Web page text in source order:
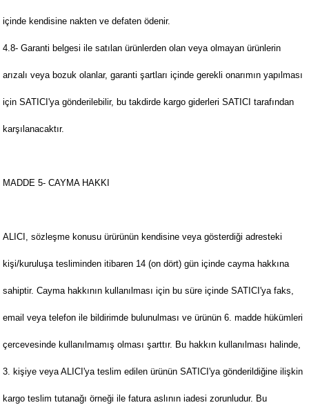
içinde kendisine nakten ve defaten ödenir.
4.8- Garanti belgesi ile satılan ürünlerden olan veya olmayan ürünlerin
arızalı veya bozuk olanlar, garanti şartları içinde gerekli onarımın yapılması
için SATICI'ya gönderilebilir, bu takdirde kargo giderleri SATICI tarafından
karşılanacaktır.
MADDE 5- CAYMA HAKKI
ALICI, sözleşme konusu ürürünün kendisine veya gösterdiği adresteki
kişi/kuruluşa tesliminden itibaren 14 (on dört) gün içinde cayma hakkına
sahiptir. Cayma hakkının kullanılması için bu süre içinde SATICI'ya faks,
email veya telefon ile bildirimde bulunulması ve ürünün 6. madde hükümleri
çercevesinde kullanılmamış olması şarttır. Bu hakkın kullanılması halinde,
3. kişiye veya ALICI'ya teslim edilen ürünün SATICI'ya gönderildiğine ilişkin
kargo teslim tutanağı örneği ile fatura aslının iadesi zorunludur. Bu